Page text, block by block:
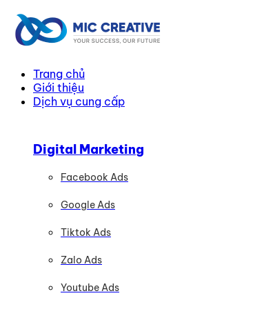
Trang chủ
Giới thiệu
Dịch vụ cung cấp
Digital Marketing
Facebook Ads
Google Ads
Tiktok Ads
Zalo Ads
Youtube Ads